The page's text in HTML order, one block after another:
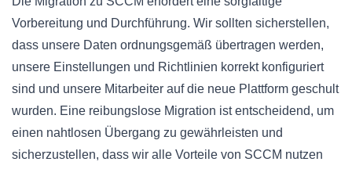
Vorbereitung und Durchführung. Wir sollten sicherstellen,
dass unsere Daten ordnungsgemäß übertragen werden,
unsere Einstellungen und Richtlinien korrekt konfiguriert
sind und unsere Mitarbeiter auf die neue Plattform geschult
wurden. Eine reibungslose Migration ist entscheidend, um
einen nahtlosen Übergang zu gewährleisten und
sicherzustellen, dass wir alle Vorteile von SCCM nutzen